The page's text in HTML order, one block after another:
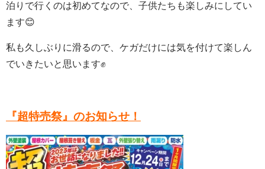
泊りで行くのは初めてなので、子供たちも楽しみにしてい
ます😊
私も久しぶりに滑るので、ケガだけには気を付けて楽しん
でいきたいと思います✊
『超特売祭』のお知らせ！